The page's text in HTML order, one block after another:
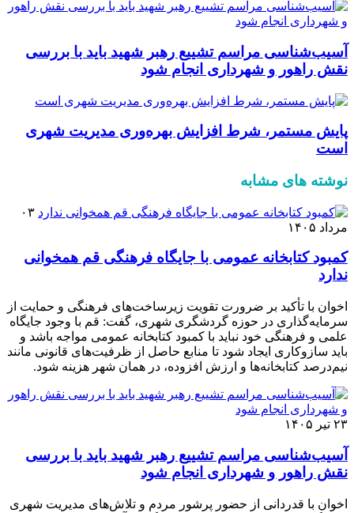
آسیب‌شناسی مراسم تشییع رهبر شهید باید با بررسی
نقش راهور و شهرداری انجام شود
پایش مستمر، شرط افزایش بهره‌وری مدیریت شهری
است
نوشته های مشابه
۰۳
مرداد ۱۴۰۵
کمبود کتابخانه عمومی با جایگاه فرهنگی قم همخوانی
ندارد
اخوان با تأکید بر ضرورت تقویت زیرساخت‌های فرهنگی و حمایت از
سرمایه‌گذاری در حوزه گردشگری شهری، گفت: قم با وجود جایگاه
علمی و فرهنگی خود نباید با کمبود کتابخانه عمومی مواجه باشد و
باید سازوکاری ایجاد شود تا منابع حاصل از ظرفیت‌های قانونی مانند
نیم‌درصد کتابخانه‌ها و ارزش افزوده، در همان شهر هزینه شود.
۲۳ تیر ۱۴۰۵
آسیب‌شناسی مراسم تشییع رهبر شهید باید با بررسی
نقش راهور و شهرداری انجام شود
اخوان با قدردانی از حضور پرشور مردم و تلاش‌های مدیریت شهری